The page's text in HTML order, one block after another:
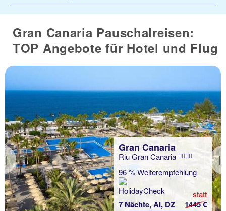
Gran Canaria Pauschalreisen:
TOP Angebote für Hotel und Flug
Previous
Gran Canaria
Riu Gran Canaria
96 % Weiterempfehlung
7 Nächte, AI, DZ
statt
1445 €